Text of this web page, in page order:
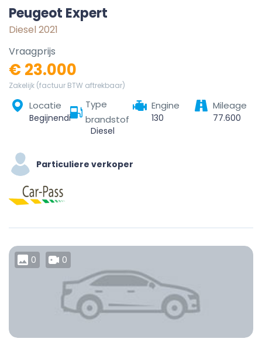
Peugeot Expert
Diesel 2021
Vraagprijs
€ 23.000
Zakelijk (factuur BTW aftrekbaar)
Locatie
Begijnendijk, Leuven, Vlaams-Brabant, Vlaanderen, 3130, België
Type
brandstof
Diesel
Engine
130
Mileage
77.600
Particuliere verkoper
0 0